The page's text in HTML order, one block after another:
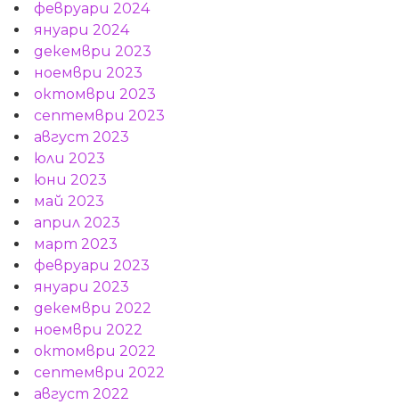
февруари 2024
януари 2024
декември 2023
ноември 2023
октомври 2023
септември 2023
август 2023
юли 2023
юни 2023
май 2023
април 2023
март 2023
февруари 2023
януари 2023
декември 2022
ноември 2022
октомври 2022
септември 2022
август 2022